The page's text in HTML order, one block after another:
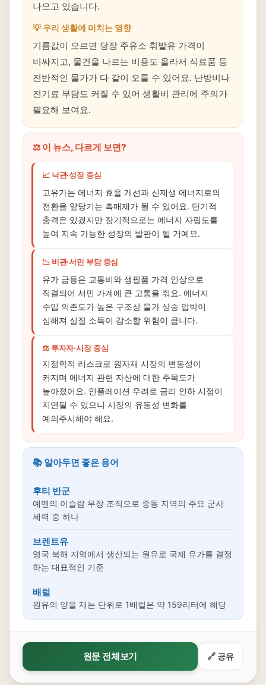
나오고 있습니다.
💡 우리 생활에 미치는 영향
기름값이 오르면 당장 주유소 휘발유 가격이
비싸지고, 물건을 나르는 비용도 올라서 식료품 등
전반적인 물가가 다 같이 오를 수 있어요. 난방비나
전기료 부담도 커질 수 있어 생활비 관리에 주의가
필요해 보여요.
⚖️ 이 뉴스, 다르게 보면?
📈 낙관·성장 중심
고유가는 에너지 효율 개선과 신재생 에너지로의
전환을 앞당기는 촉매제가 될 수 있어요. 단기적
충격은 있겠지만 장기적으로는 에너지 자립도를
높여 지속 가능한 성장의 발판이 될 거예요.
📉 비관·서민 부담 중심
유가 급등은 교통비와 생필품 가격 인상으로
직결되어 서민 가계에 큰 고통을 줘요. 에너지
수입 의존도가 높은 구조상 물가 상승 압박이
심해져 실질 소득이 감소할 위험이 큽니다.
⚖️ 투자자·시장 중심
지정학적 리스크로 원자재 시장의 변동성이
커지며 에너지 관련 자산에 대한 주목도가
높아졌어요. 인플레이션 우려로 금리 인하 시점이
지연될 수 있으니 시장의 유동성 변화를
예의주시해야 해요.
📚 알아두면 좋은 용어
후티 반군
예멘의 이슬람 무장 조직으로 중동 지역의 주요 군사
세력 중 하나
브렌트유
영국 북해 지역에서 생산되는 원유로 국제 유가를 결정
하는 대표적인 기준
배럴
원유의 양을 재는 단위로 1배럴은 약 159리터에 해당
원문 전체보기 🔗 공유